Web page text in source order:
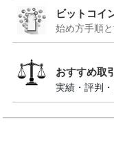
ビットコイ
始め方手順
おすすめ取
実績・評判